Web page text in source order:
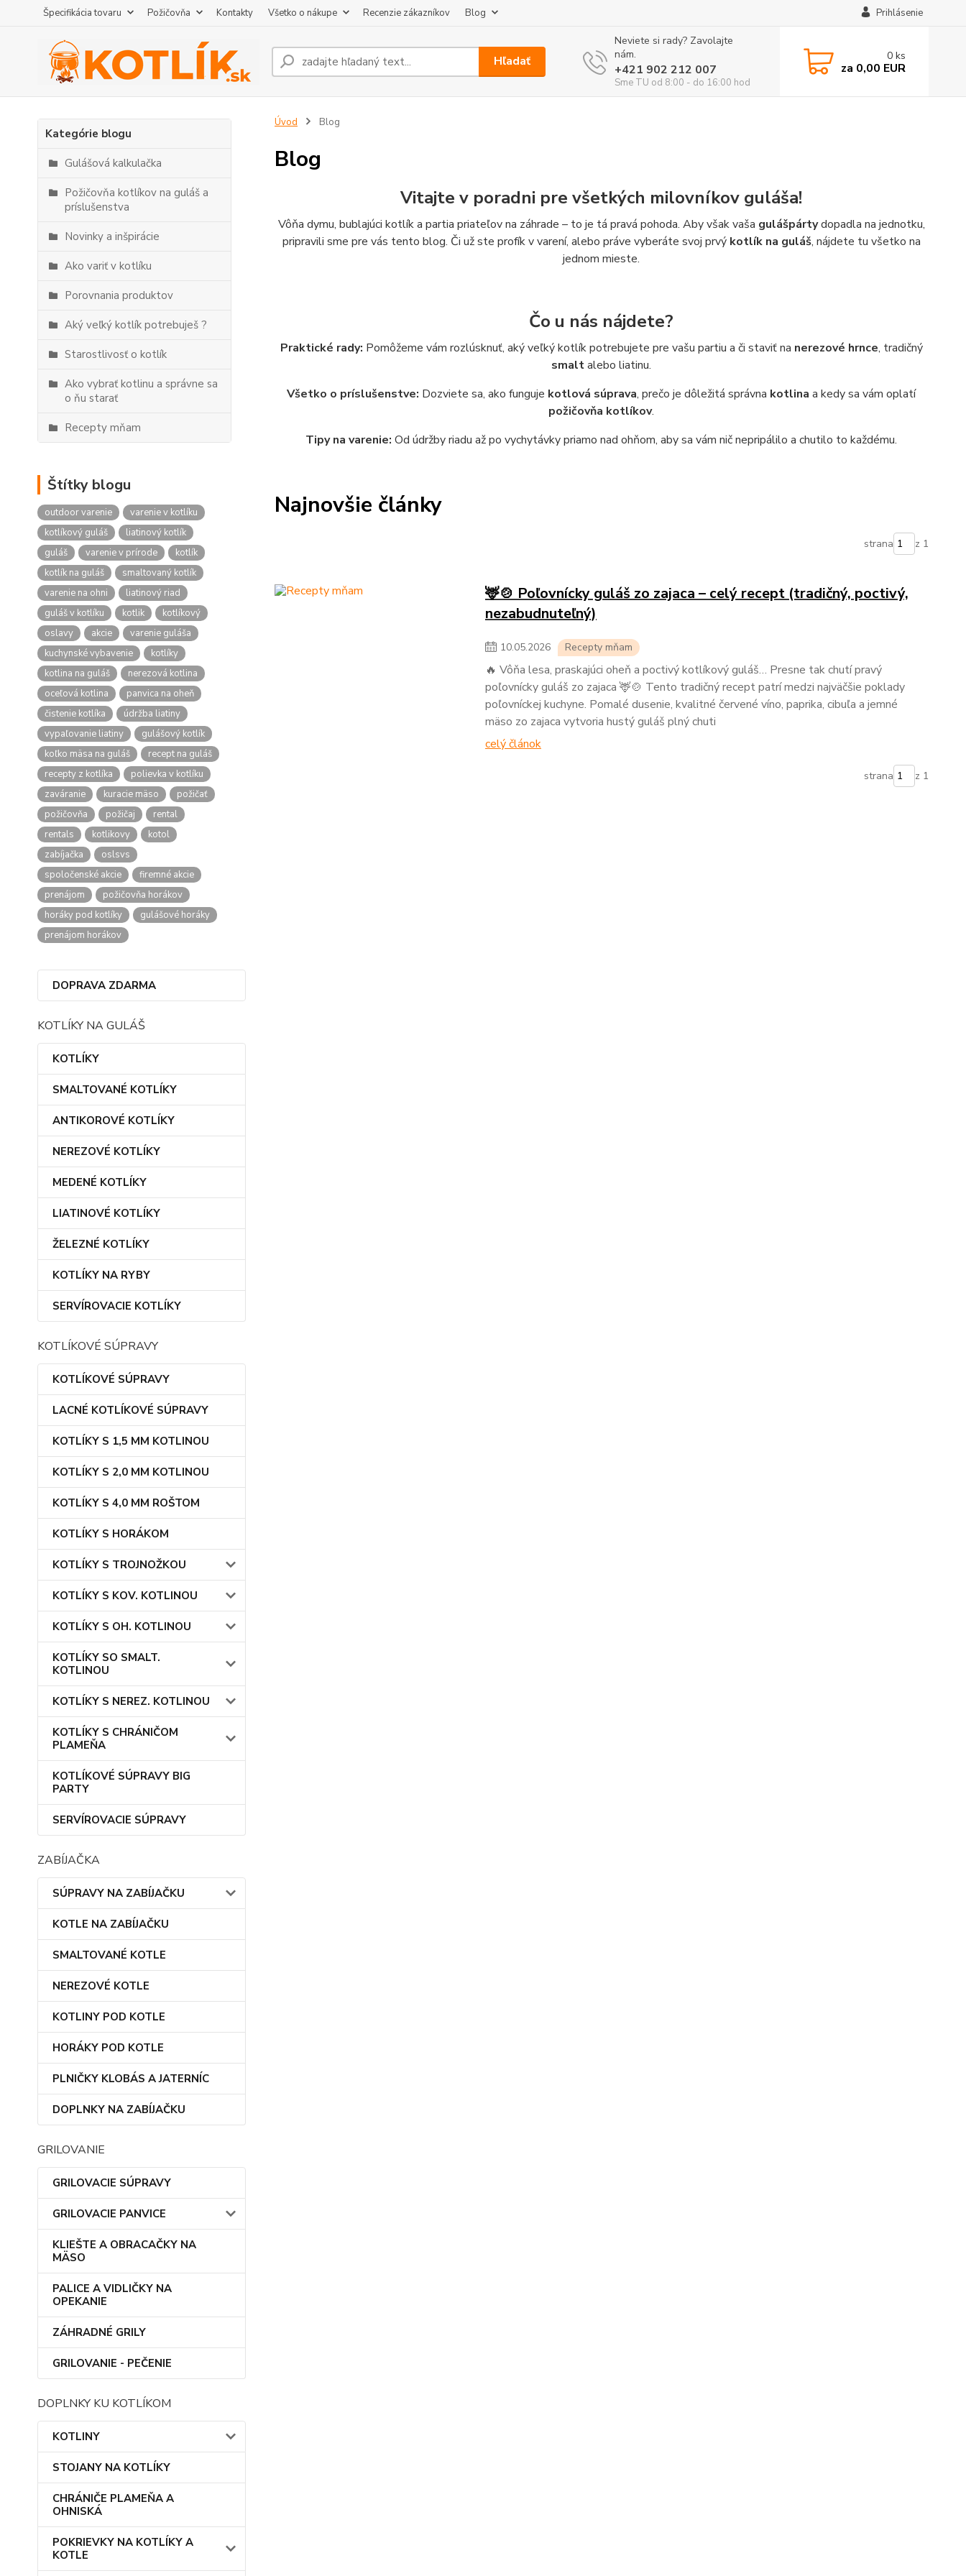
Špecifikácia tovaru Požičovňa Kontakty Všetko o nákupe Recenzie zákazníkov Blog Prihlásenie
Hľadať
Neviete si rady? Zavolajte
nám.
+421 902 212 007
Sme TU od 8:00 - do 16:00 hod
0 ks
za 0,00 EUR
Kategórie blogu
Gulášová kalkulačka
Požičovňa kotlíkov na guláš a
príslušenstva
Novinky a inšpirácie
Ako variť v kotlíku
Porovnania produktov
Aký veľký kotlík potrebuješ ?
Starostlivosť o kotlík
Ako vybrať kotlinu a správne sa
o ňu starať
Recepty mňam
Štítky blogu
outdoor varenie
varenie v kotlíku
kotlíkový guláš
liatinový kotlík
guláš
varenie v prírode
kotlík
kotlík na guláš
smaltovaný kotlík
varenie na ohni
liatinový riad
guláš v kotlíku
kotlik
kotlíkový
oslavy
akcie
varenie guláša
kuchynské vybavenie
kotlíky
kotlina na guláš
nerezová kotlina
oceľová kotlina
panvica na oheň
čistenie kotlíka
údržba liatiny
vypaľovanie liatiny
gulášový kotlík
koľko mäsa na guláš
recept na guláš
recepty z kotlíka
polievka v kotlíku
zaváranie
kuracie mäso
požičať
požičovňa
požičaj
rental
rentals
kotlikovy
kotol
zabíjačka
oslsvs
spoločenské akcie
firemné akcie
prenájom
požičovňa horákov
horáky pod kotlíky
gulášové horáky
prenájom horákov
DOPRAVA ZDARMA
KOTLÍKY NA GULÁŠ
KOTLÍKY
SMALTOVANÉ KOTLÍKY
ANTIKOROVÉ KOTLÍKY
NEREZOVÉ KOTLÍKY
MEDENÉ KOTLÍKY
LIATINOVÉ KOTLÍKY
ŽELEZNÉ KOTLÍKY
KOTLÍKY NA RYBY
SERVÍROVACIE KOTLÍKY
KOTLÍKOVÉ SÚPRAVY
KOTLÍKOVÉ SÚPRAVY
LACNÉ KOTLÍKOVÉ SÚPRAVY
KOTLÍKY S 1,5 MM KOTLINOU
KOTLÍKY S 2,0 MM KOTLINOU
KOTLÍKY S 4,0 MM ROŠTOM
KOTLÍKY S HORÁKOM
KOTLÍKY S TROJNOŽKOU
KOTLÍKY S KOV. KOTLINOU
KOTLÍKY S OH. KOTLINOU
KOTLÍKY SO SMALT.
KOTLINOU
KOTLÍKY S NEREZ. KOTLINOU
KOTLÍKY S CHRÁNIČOM
PLAMEŇA
KOTLÍKOVÉ SÚPRAVY BIG
PARTY
SERVÍROVACIE SÚPRAVY
ZABÍJAČKA
SÚPRAVY NA ZABÍJAČKU
KOTLE NA ZABÍJAČKU
SMALTOVANÉ KOTLE
NEREZOVÉ KOTLE
KOTLINY POD KOTLE
HORÁKY POD KOTLE
PLNIČKY KLOBÁS A JATERNÍC
DOPLNKY NA ZABÍJAČKU
GRILOVANIE
GRILOVACIE SÚPRAVY
GRILOVACIE PANVICE
KLIEŠTE A OBRACAČKY NA
MÄSO
PALICE A VIDLIČKY NA
OPEKANIE
ZÁHRADNÉ GRILY
GRILOVANIE - PEČENIE
DOPLNKY KU KOTLÍKOM
KOTLINY
STOJANY NA KOTLÍKY
CHRÁNIČE PLAMEŇA A
OHNISKÁ
POKRIEVKY NA KOTLÍKY A
KOTLE
Úvod Blog
Blog
Vitajte v poradni pre všetkých milovníkov guláša!
Vôňa dymu, bublajúci kotlík a partia priateľov na záhrade – to je tá pravá pohoda. Aby však vaša gulášpártydopadla na jednotku,
pripravili sme pre vás tento blog. Či už ste profík v varení, alebo práve vyberáte svoj prvý kotlík na guláš, nájdete tu všetko na
jednom mieste.
Čo u nás nájdete?
Praktické rady: Pomôžeme vám rozlúsknuť, aký veľký kotlík potrebujete pre vašu partiu a či staviť na nerezové hrnce, tradičný
smaltalebo liatinu.
Všetko o príslušenstve: Dozviete sa, ako funguje kotlová súprava, prečo je dôležitá správna kotlina a kedy sa vám oplatí
požičovňa kotlíkov.
Tipy na varenie: Od údržby riadu až po vychytávky priamo nad ohňom, aby sa vám nič nepripálilo a chutilo to každému.
Najnovšie články
strana z 1
🦌🍲 Poľovnícky guláš zo zajaca – celý recept (tradičný, poctivý,
nezabudnuteľný)
10.05.2026 Recepty mňam
🔥 Vôňa lesa, praskajúci oheň a poctivý kotlíkový guláš… Presne tak chutí pravý
poľovnícky guláš zo zajaca 🦌🍲 Tento tradičný recept patrí medzi najväčšie poklady
poľovníckej kuchyne. Pomalé dusenie, kvalitné červené víno, paprika, cibuľa a jemné
mäso zo zajaca vytvoria hustý guláš plný chuti
celý článok
strana z 1